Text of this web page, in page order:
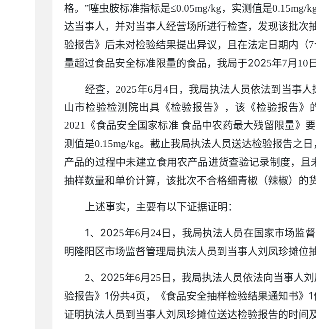
格。”噻虫胺标准指标是≤0.05mg/kg，实测值是0.15mg/
达当事人，并对当事人经营场所进行检查，发现该批次
验报告》后未对检验结果提出异议，且在法定日期内（7
量超过食品安全标准限量的食品， 我局于2025年7月 10
经查， 2025年6月 4日 ， 我局执法人员依法到 当事人
山市检验检测院出具《检验报告》，该《检验报告》
2021 《食品安全国家标准 食品中农药最大残留限量》
测值是0.15mg/kg。 截止我局执法人员送达检验报告之日
产品的过程中未建立食用农产品进货查验记录制度，且
抽样数量和单价计算，该批次不合格细青椒（辣椒） 的
上述事实，主要有以下证据证明：
1、 2025年6月 24 日，我局执法人员在国家市场监
明 隆阳区市场监督管理局执法人员到 当事人刘凤珍摊位
2、 2025年6月 25 日，我局执法人员依法向当事人
验报告》 1份共4页， 《食品安全抽样检验结果通知书》 1
证明执法人员到 当事人刘凤珍摊位送达检验报告的时间